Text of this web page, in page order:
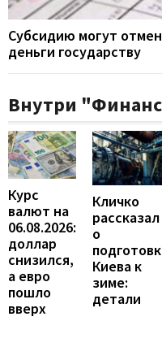
Субсидию могут
деньги государству
Внутри
Курс
валют на
06.08.2026:
доллар
снизился,
а евро
пошло
вверх
Кличко
рассказал
о
Киева к
зиме:
детали